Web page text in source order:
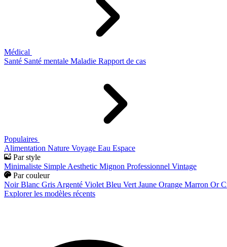
Médical
Santé Santé mentale Maladie Rapport de cas
Populaires
Alimentation Nature Voyage Eau Espace
Par style
Minimaliste Simple Aesthetic Mignon Professionnel Vintage
Par couleur
Noir Blanc Gris Argenté Violet Bleu Vert Jaune Orange Marron Or
Explorer les modèles récents